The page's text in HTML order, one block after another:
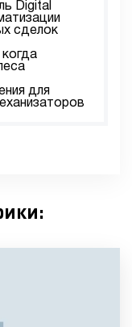
Digital
сделок
для